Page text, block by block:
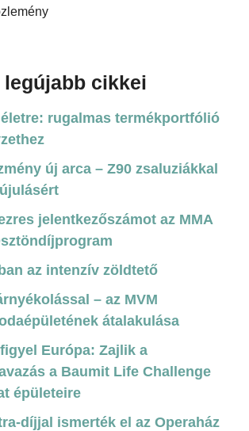
legújabb cikkei
életre: rugalmas termékportfólió
új arca – Z90 zsaluziákkal
jelentkezőszámot az MMA
az intenzív zöldtető
– az MVM
átalakulása
Európa: Zajlik a
a Baumit Life Challenge
épületeire
díjjal ismerték el az Operaház